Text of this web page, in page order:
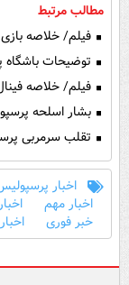
مطالب مرتبط
فیلم/ خلاصه بازی استقلال
توضیحات باشگاه
فیلم/ خلاصه
بشار اسلحه
تقلب سرمربی
اخبار
اخبار مهم
خبر فوری
اخبار